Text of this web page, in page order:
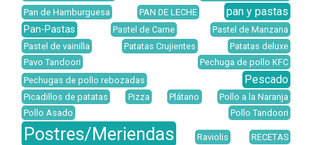
Pan de Hamburguesa
PAN DE LECHE pan y pastas
Pan-Pastas Pastel de Carne
Pastel de Manzana
Pastel de vainilla
Patatas Crujientes
Patatas deluxe
Pavo Tandoori
Pechuga de pollo KFC
Pechugas de pollo rebozadas
Pescado
Picadillos de patatas Pizza Plátano
Pollo a la Naranja
Pollo Asado
Pollo Tandoori
Postres/Meriendas Raviolis
RECETAS